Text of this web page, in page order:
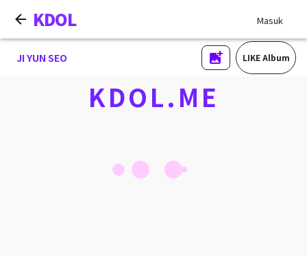
KDOL Masuk
JI YUN SEO LIKE Album
KDOL.ME